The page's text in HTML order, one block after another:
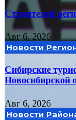
Строителей
Авг 6, 2026
Новости
Сибирские
Новосибирской
Авг 6, 2026
Новости